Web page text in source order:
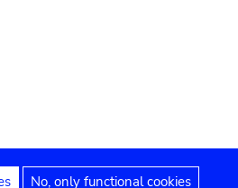
No, only functional cookies